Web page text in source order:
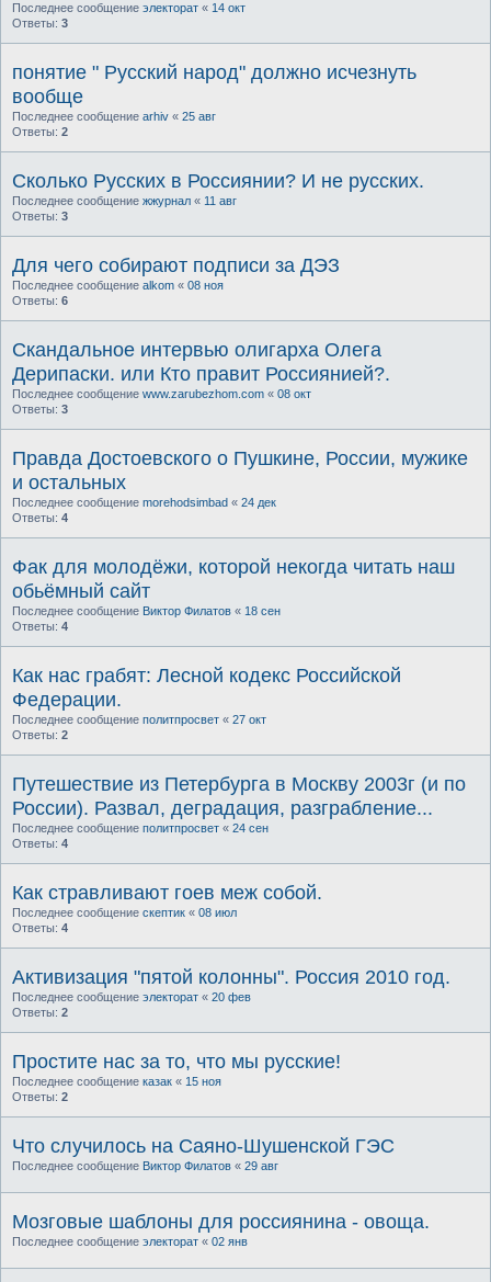
Последнее сообщение электорат « 14 окт
Ответы: 3
понятие " Русский народ" должно исчезнуть
вообще
Последнее сообщение arhiv « 25 авг
Ответы: 2
Сколько Русских в Россиянии? И не русских.
Последнее сообщение жжурнал « 11 авг
Ответы: 3
Для чего собирают подписи за ДЭЗ
Последнее сообщение alkom « 08 ноя
Ответы: 6
Скандальное интервью олигарха Олега
Дерипаски. или Кто правит Россиянией?.
Последнее сообщение www.zarubezhom.com « 08 окт
Ответы: 3
Правда Достоевского о Пушкине, России, мужике
и остальных
Последнее сообщение morehodsimbad « 24 дек
Ответы: 4
Фак для молодёжи, которой некогда читать наш
обьёмный сайт
Последнее сообщение Виктор Филатов « 18 сен
Ответы: 4
Как нас грабят: Лесной кодекс Российской
Федерации.
Последнее сообщение политпросвет « 27 окт
Ответы: 2
Путешествие из Петербурга в Москву 2003г (и по
России). Развал, деградация, разграбление...
Последнее сообщение политпросвет « 24 сен
Ответы: 4
Как стравливают гоев меж собой.
Последнее сообщение скептик « 08 июл
Ответы: 4
Активизация "пятой колонны". Россия 2010 год.
Последнее сообщение электорат « 20 фев
Ответы: 2
Простите нас за то, что мы русские!
Последнее сообщение казак « 15 ноя
Ответы: 2
Что случилось на Саяно-Шушенской ГЭС
Последнее сообщение Виктор Филатов « 29 авг
Мозговые шаблоны для россиянина - овоща.
Последнее сообщение электорат « 02 янв